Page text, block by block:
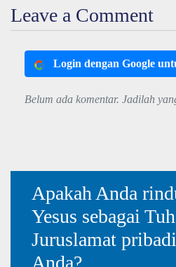
Leave a Comment
Login dengan Google
Belum ada komentar. Jadilah
Apakah Anda
Yesus sebagai
Juruslamat